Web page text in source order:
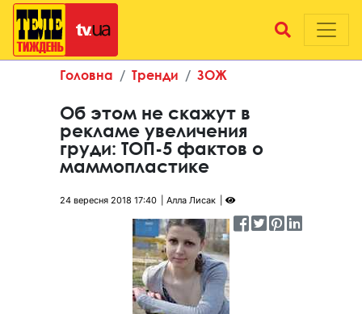
Головна Тренди ЗОЖ
Об этом не скажут в
рекламе увеличения
груди: ТОП-5 фактов о
маммопластике
24 вересня 2018 17:40 Алла Лисак